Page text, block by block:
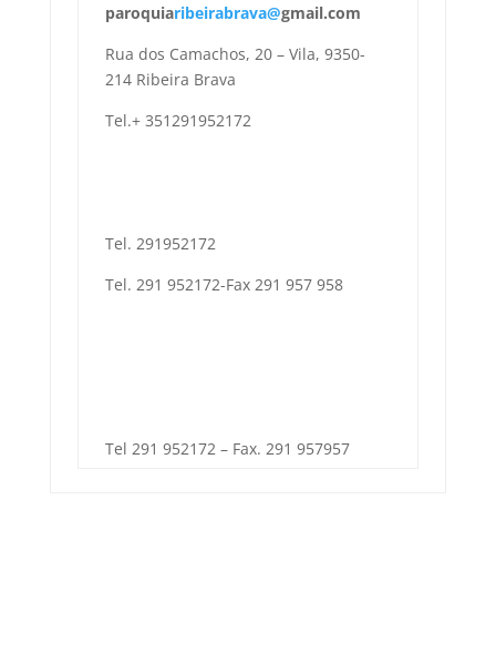
paroquiaribeirabrava@gmail.com
Rua dos Camachos, 20 – Vila, 9350-
214 Ribeira Brava
Tel.+ 351291952172
Tel. 291952172
Tel. 291 952172-Fax 291 957 958
Tel 291 952172 – Fax. 291 957957